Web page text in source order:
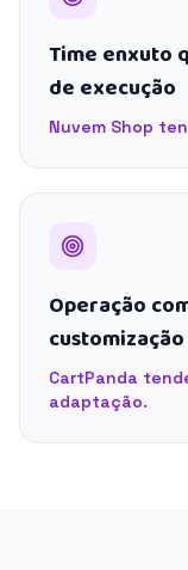
Time enxuto
de execução
Nuvem Shop
Operação
customização
CartPanda
adaptação.